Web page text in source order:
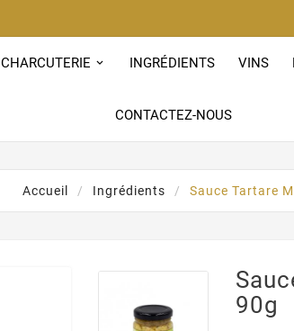
CHARCUTERIE INGRÉDIENTS VINS
CONTACTEZ-NOUS
Accueil Ingrédients Sauce Tartare
90g